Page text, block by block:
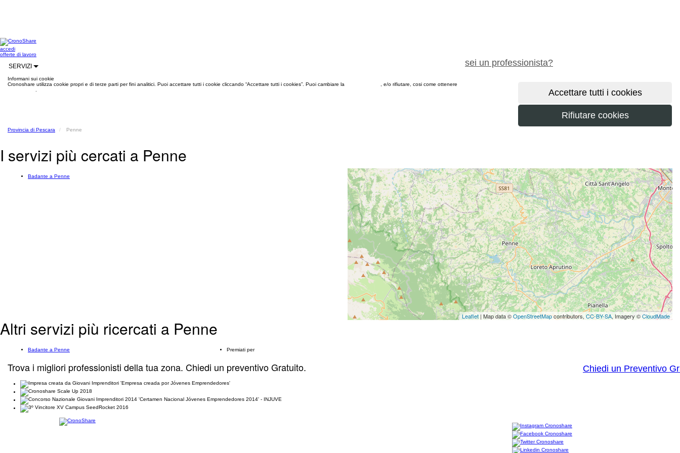
accedi
sei un professionista?
offerte di lavoro
SERVIZI
Informani sui cookie
Cronoshare utilizza cookie propri e di terze parti per fini analitici. Puoi accettare tutti i cookie cliccando “Accettare tutti i cookies”. Puoi cambiare la
, e/o rifiutare, cosi come ottenere
Provincia di Pescara Penne
I servizi più cercati a Penne
Badante a Penne
Leaflet | Map data ©OpenStreetMapcontributors, CC-BY-SA, Imagery ©CloudMade
Altri servizi più ricercati a Penne
Badante a Penne
Trova i migliori professionisti della tua zona. Chiedi un preventivo Gratuito. Chiedi un Preventivo
Premiati per